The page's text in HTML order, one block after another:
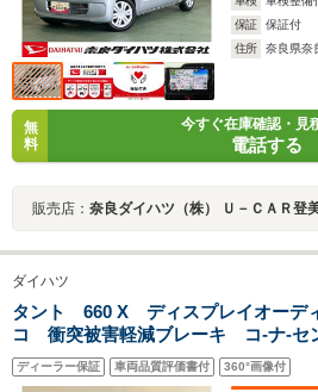
保証
保証付
住所
奈良県奈
無
料
今すぐ在庫確認・見
電話する
販売店： 奈良ダイハツ（株） Ｕ－ＣＡＲ登
ダイハツ
タント 660 X ディスプレイオー
コ 衝突被害軽減ブレーキ コ-ナ-セ
ライドドア シ-トヒ-タ- アイドリ
プッシュボタンスタ-ト バックカメラ
ディーラー保証 車両品質評価書付 360°画像付